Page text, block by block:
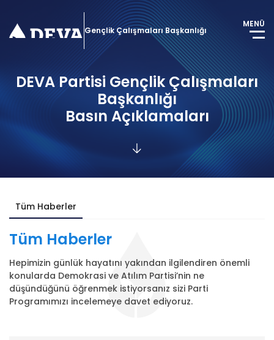
Gençlik Çalışmaları Başkanlığı
MENÜ
DEVA Partisi Gençlik Çalışmaları
Başkanlığı
Basın Açıklamaları
Tüm Haberler
Tüm Haberler
Hepimizin günlük hayatını yakından ilgilendiren önemli
konularda Demokrasi ve Atılım Partisi’nin ne
düşündüğünü öğrenmek istiyorsanız sizi Parti
Programımızı incelemeye davet ediyoruz.